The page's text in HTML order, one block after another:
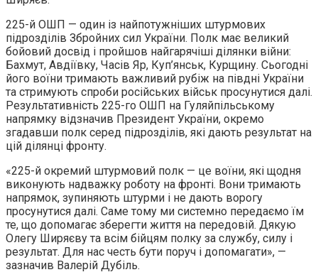
225-й ОШП — один із найпотужніших штурмових
підрозділів Збройних сил України. Полк має великий
бойовий досвід і пройшов найгарячіші ділянки війни:
Бахмут, Авдіївку, Часів Яр, Куп’янськ, Курщину. Сьогодні
його воїни тримають важливий рубіж на півдні України
та стримують спроби російських військ просунутися далі.
Результативність 225-го ОШП на Гуляйпільському
напрямку відзначив Президент України, окремо
згадавши полк серед підрозділів, які дають результат на
цій ділянці фронту.
«225-й окремий штурмовий полк — це воїни, які щодня
виконують надважку роботу на фронті. Вони тримають
напрямок, зупиняють штурми і не дають ворогу
просунутися далі. Саме тому ми системно передаємо їм
те, що допомагає зберегти життя на передовій. Дякую
Олегу Ширяєву та всім бійцям полку за службу, силу і
результат. Для нас честь бути поруч і допомагати», —
зазначив Валерій Дубіль.